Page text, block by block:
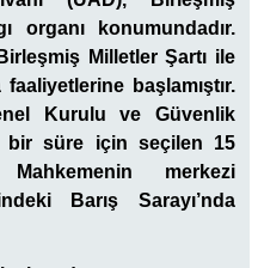
organı konumundadır.
Milletler Şartı ile
başlamıştır.
Kurulu ve Güvenlik
bir süre için seçilen 15
Mahkemenin merkezi
Barış Sarayı’nda